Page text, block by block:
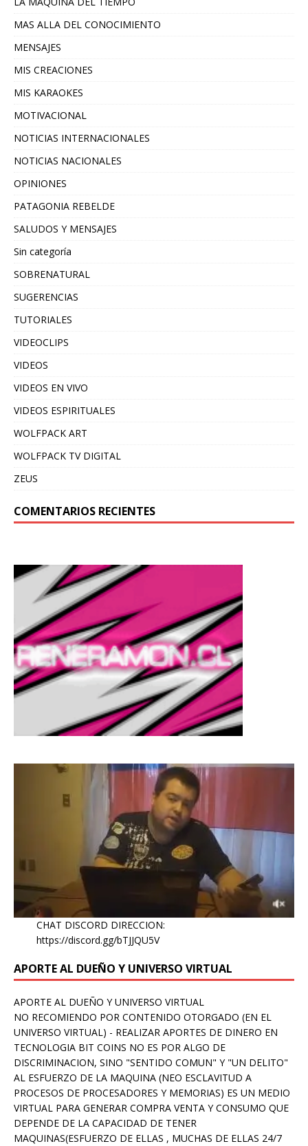
MAS ALLA DEL CONOCIMIENTO
MENSAJES
MIS CREACIONES
MIS KARAOKES
MOTIVACIONAL
NOTICIAS INTERNACIONALES
NOTICIAS NACIONALES
OPINIONES
PATAGONIA REBELDE
SALUDOS Y MENSAJES
Sin categoría
SOBRENATURAL
SUGERENCIAS
TUTORIALES
VIDEOCLIPS
VIDEOS
VIDEOS EN VIVO
VIDEOS ESPIRITUALES
WOLFPACK ART
WOLFPACK TV DIGITAL
ZEUS
COMENTARIOS RECIENTES
CHAT DISCORD DIRECCION:
https://discord.gg/bTJJQU5V
APORTE AL DUEÑO Y UNIVERSO VIRTUAL
APORTE AL DUEÑO Y UNIVERSO VIRTUAL
NO RECOMIENDO POR CONTENIDO OTORGADO (EN EL
UNIVERSO VIRTUAL) - REALIZAR APORTES DE DINERO EN
TECNOLOGIA BIT COINS NO ES POR ALGO DE
DISCRIMINACION, SINO "SENTIDO COMUN" Y "UN DELITO"
AL ESFUERZO DE LA MAQUINA (NEO ESCLAVITUD A
PROCESOS DE PROCESADORES Y MEMORIAS) ES UN MEDIO
VIRTUAL PARA GENERAR COMPRA VENTA Y CONSUMO QUE
DEPENDE DE LA CAPACIDAD DE TENER
MAQUINAS(ESFUERZO DE ELLAS , MUCHAS DE ELLAS 24/7